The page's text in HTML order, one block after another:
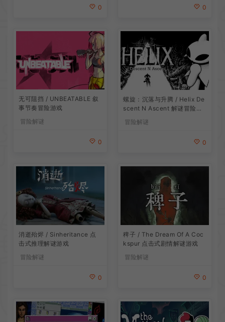
0 0
无可阻挡 / UNBEATABLE 叙
事节奏冒险游戏
冒险解谜
0
螺旋：沉落与升腾 / Helix De
scent N Ascent 解谜冒险游
冒险解谜
0
消逝殆烬 / Sinheritance 点
击式推理解谜游戏
冒险解谜
0
稗子 / The Dream Of A Coc
kspur 点击式剧情解谜游戏
冒险解谜
0